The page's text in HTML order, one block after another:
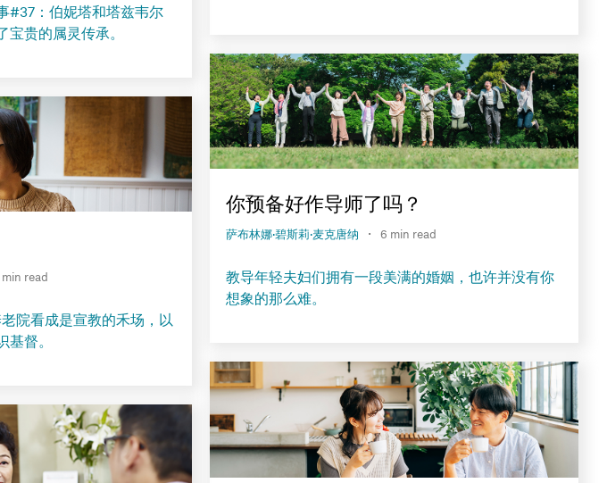
#37：伯妮塔和塔兹韦尔
贵的属灵传承。
min read
院看成是宣教的禾场，以
督。
你预备好作导师了吗？
萨布林娜·碧斯莉·麦克唐纳 · 6 min read
教导年轻夫妇们拥有一段美满的婚姻，也许并没有你
想象的那么难。